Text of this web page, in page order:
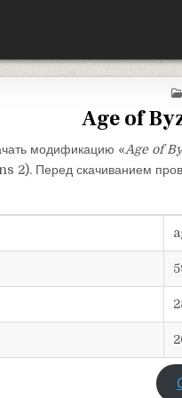
Age of
модификацию «Age of
Перед скачиванием